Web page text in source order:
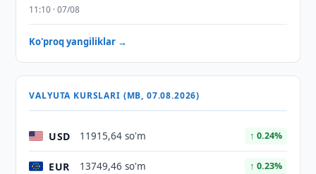
11:10 · 07/08
Ko'proq yangiliklar →
VALYUTA KURSLARI (MB, 07.08.2026)
USD 11915,64 so'm ↑ 0.24%
EUR 13749,46 so'm ↑ 0.23%